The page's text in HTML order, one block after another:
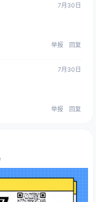
7月30日
举报 回复
7月30日
举报 回复